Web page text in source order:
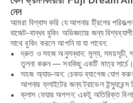
নেন
আমরা বিশ্বাস করি যে আপনার ট্রিপের
বাজেট-বান্ধব বুকিং অভিজ্ঞতার জন্য
সাথে বুকিং করলে আপনি যা যা পাবেন:
দ্রুত ও সহজ অনুসন্ধান: মূল্য, সময়সূচী,
তুলনা করুন — সবকিছু একটি মাত্র সার্চে।
সহজ অ্যাড-অন: চেকড ব্যাগেজ যোগ
আপনার ফ্লাইটের জন্য ট্রাভেল ইন্স্যুরেন্স
ক্লাস ফেয়ার অপশন: একটু অতিরিক্ত